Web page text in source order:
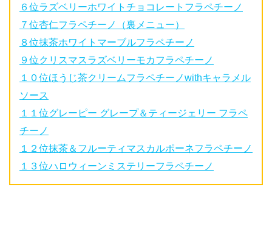
６位ラズベリーホワイトチョコレートフラペチーノ
７位杏仁フラペチーノ（裏メニュー）
８位抹茶ホワイトマーブルフラペチーノ
９位クリスマスラズベリーモカフラペチーノ
１０位ほうじ茶クリームフラペチーノwithキャラメル
ソース
１１位グレーピー グレープ＆ティージェリー フラペ
チーノ
１２位抹茶＆フルーティマスカルポーネフラペチーノ
１３位ハロウィーンミステリーフラペチーノ